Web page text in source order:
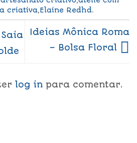
criativa,Elaine Redhd.
Saia
Ideias Mônica Roma
– Bolsa Floral
log in para comentar.